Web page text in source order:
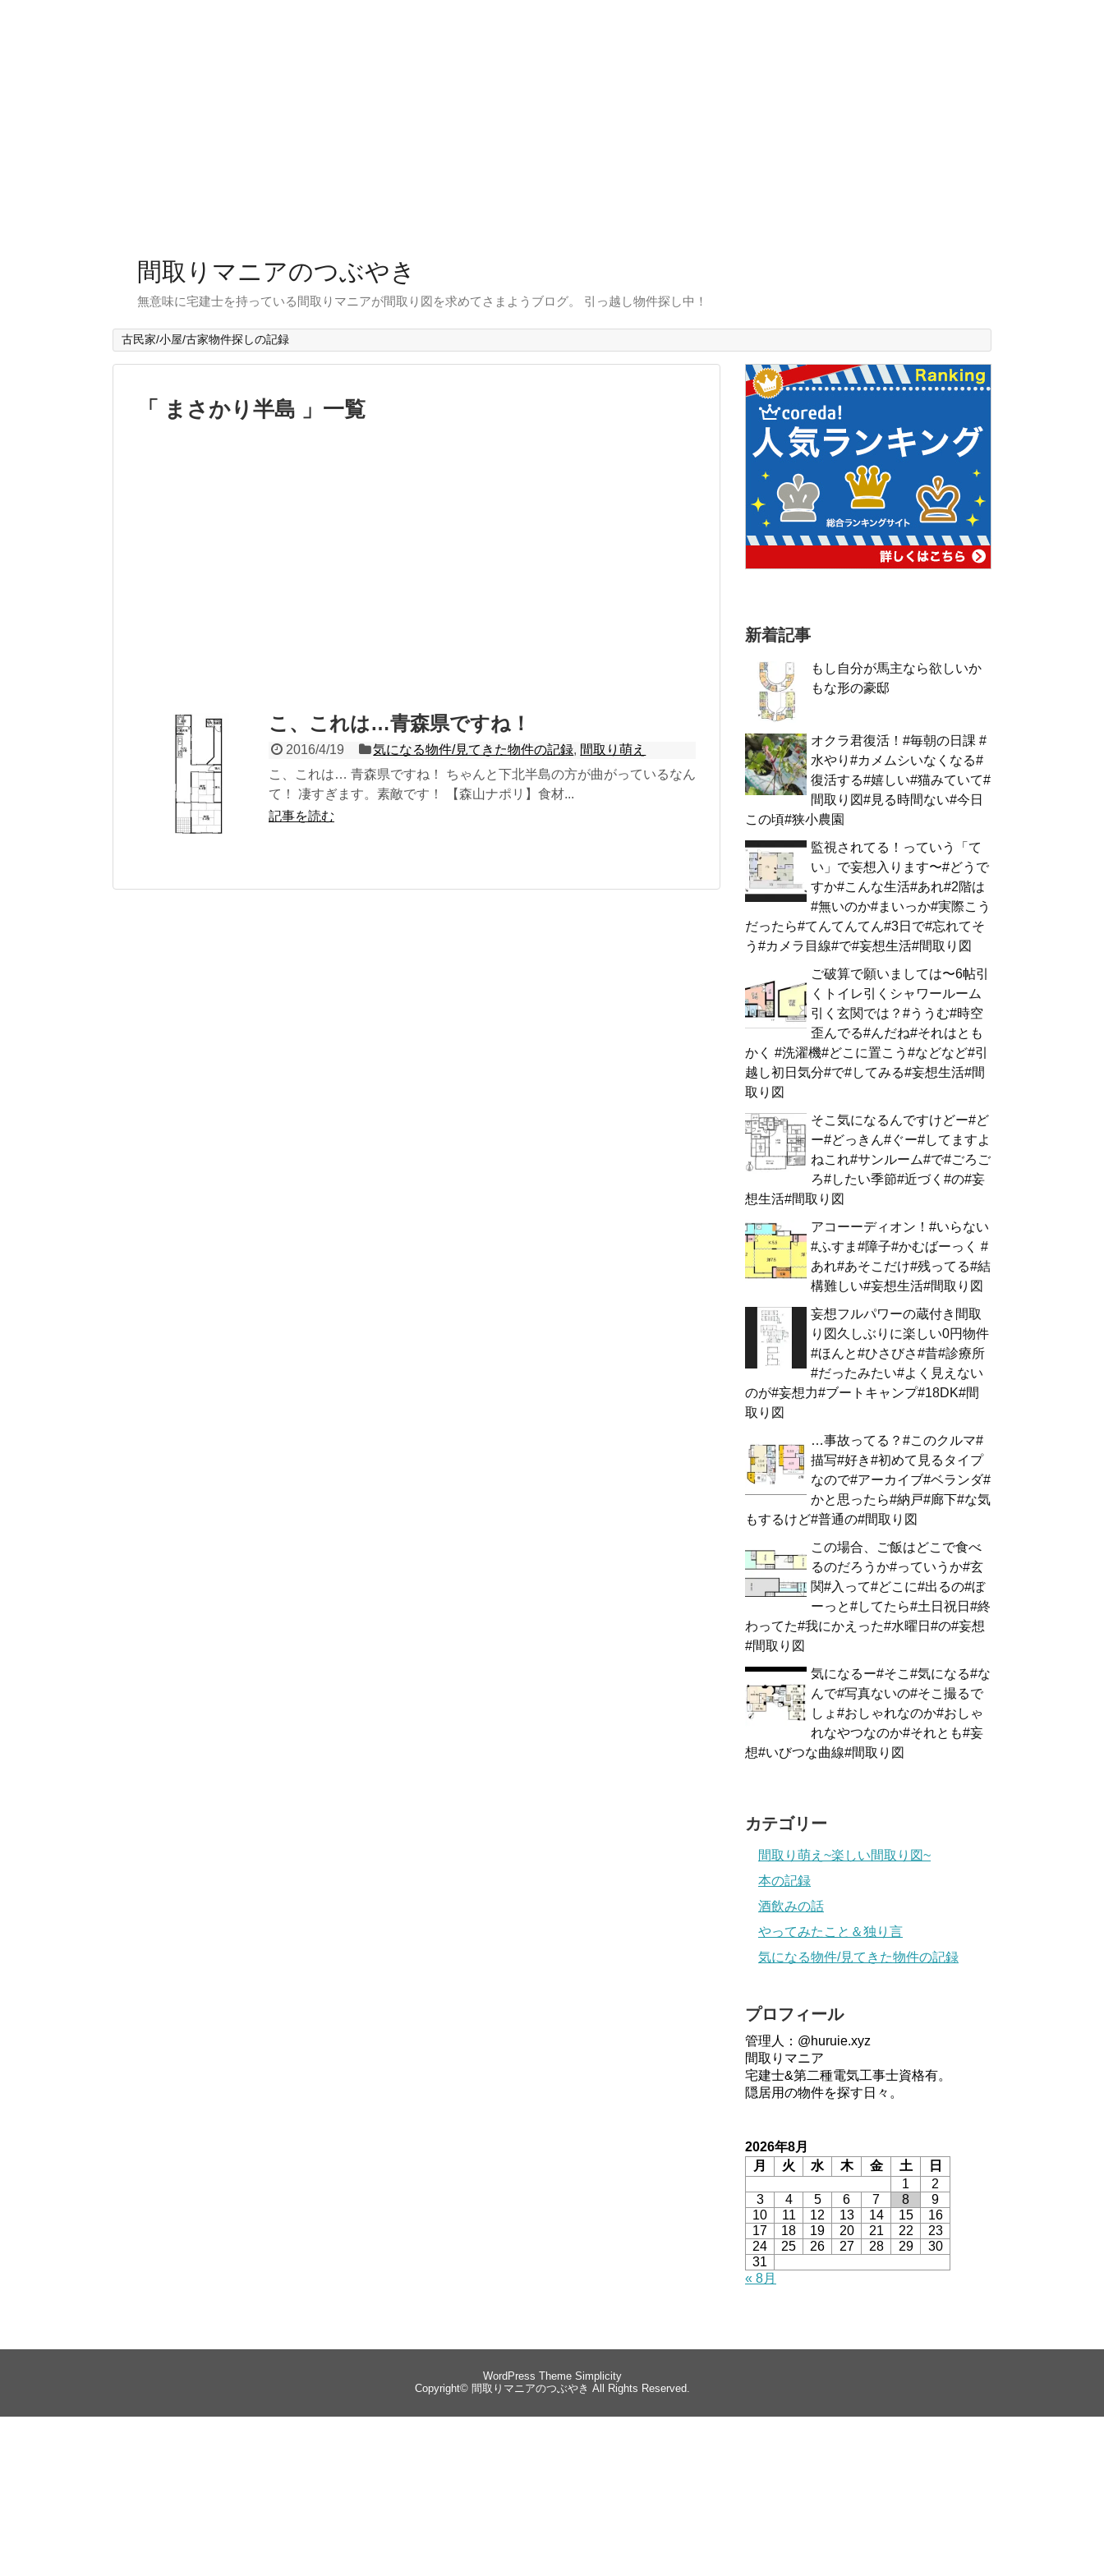
間取りマニアのつぶやき
無意味に宅建士を持っている間取りマニアが間取り図を求めてさまようブログ。 引っ越し物件探し中！
古民家/小屋/古家物件探しの記録
「 まさかり半島 」一覧
こ、これは…青森県ですね！
2016/4/19 気になる物件/見てきた物件の記録, 間取り萌え
こ、これは… 青森県ですね！ ちゃんと下北半島の方が曲がっているなん
て！ 凄すぎます。素敵です！ 【森山ナポリ】食材...
記事を読む
新着記事
もし自分が馬主なら欲しいか
もな形の豪邸
オクラ君復活！#毎朝の日課 #
水やり#カメムシいなくなる#
復活する#嬉しい#猫みていて#
間取り図#見る時間ない#今日
この頃#狭小農園
監視されてる！っていう「て
い」で妄想入ります〜#どうで
すか#こんな生活#あれ#2階は
#無いのか#まいっか#実際こう
だったら#てんてんてん#3日で#忘れてそ
う#カメラ目線#で#妄想生活#間取り図
ご破算で願いましては〜6帖引
くトイレ引くシャワールーム
引く玄関では？#ううむ#時空
歪んでる#んだね#それはとも
かく #洗濯機#どこに置こう#などなど#引
越し初日気分#で#してみる#妄想生活#間
取り図
そこ気になるんですけどー#ど
ー#どっきん#ぐー#してますよ
ねこれ#サンルーム#で#ごろご
ろ#したい季節#近づく#の#妄
想生活#間取り図
アコーーディオン！#いらない
#ふすま#障子#かむばーっく #
あれ#あそこだけ#残ってる#結
構難しい#妄想生活#間取り図
妄想フルパワーの蔵付き間取
り図久しぶりに楽しい0円物件
#ほんと#ひさびさ#昔#診療所
#だったみたい#よく見えない
のが#妄想力#ブートキャンプ#18DK#間
取り図
…事故ってる？#このクルマ#
描写#好き#初めて見るタイプ
なので#アーカイブ#ベランダ#
かと思ったら#納戸#廊下#な気
もするけど#普通の#間取り図
この場合、ご飯はどこで食べ
るのだろうか#っていうか#玄
関#入って#どこに#出るの#ぼ
ーっと#してたら#土日祝日#終
わってた#我にかえった#水曜日#の#妄想
#間取り図
気になるー#そこ#気になる#な
んで#写真ないの#そこ撮るで
しょ#おしゃれなのか#おしゃ
れなやつなのか#それとも#妄
想#いびつな曲線#間取り図
カテゴリー
間取り萌え~楽しい間取り図~
本の記録
酒飲みの話
やってみたこと＆独り言
気になる物件/見てきた物件の記録
プロフィール
管理人：@huruie.xyz
間取りマニア
宅建士&第二種電気工事士資格有。
隠居用の物件を探す日々。
2026年8月
月
火 水 木 金 土
日
1
2
3
4 5 6 7 8
9
10
11 12 13 14 15
16
17
18 19 20 21 22
23
24
25 26 27 28 29
30
31
« 8月
WordPress Theme Simplicity
Copyright© 間取りマニアのつぶやき All Rights Reserved.